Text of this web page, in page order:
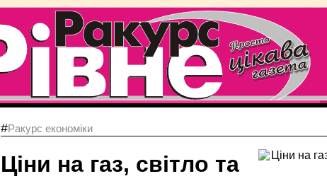
#Ракурс економiки
Ціни на газ, світло та